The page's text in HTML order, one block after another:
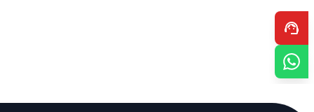
support_agent